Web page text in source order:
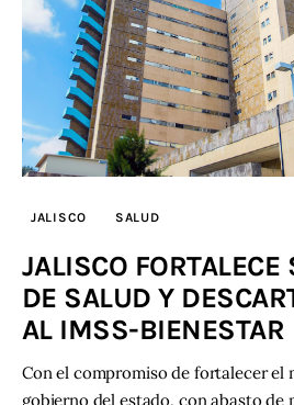
JALISCO SALUD
JALISCO
DE SALUD Y
AL IMSS-BIENESTAR
Con el compromiso de fortalecer el
gobierno del estado, con abasto de